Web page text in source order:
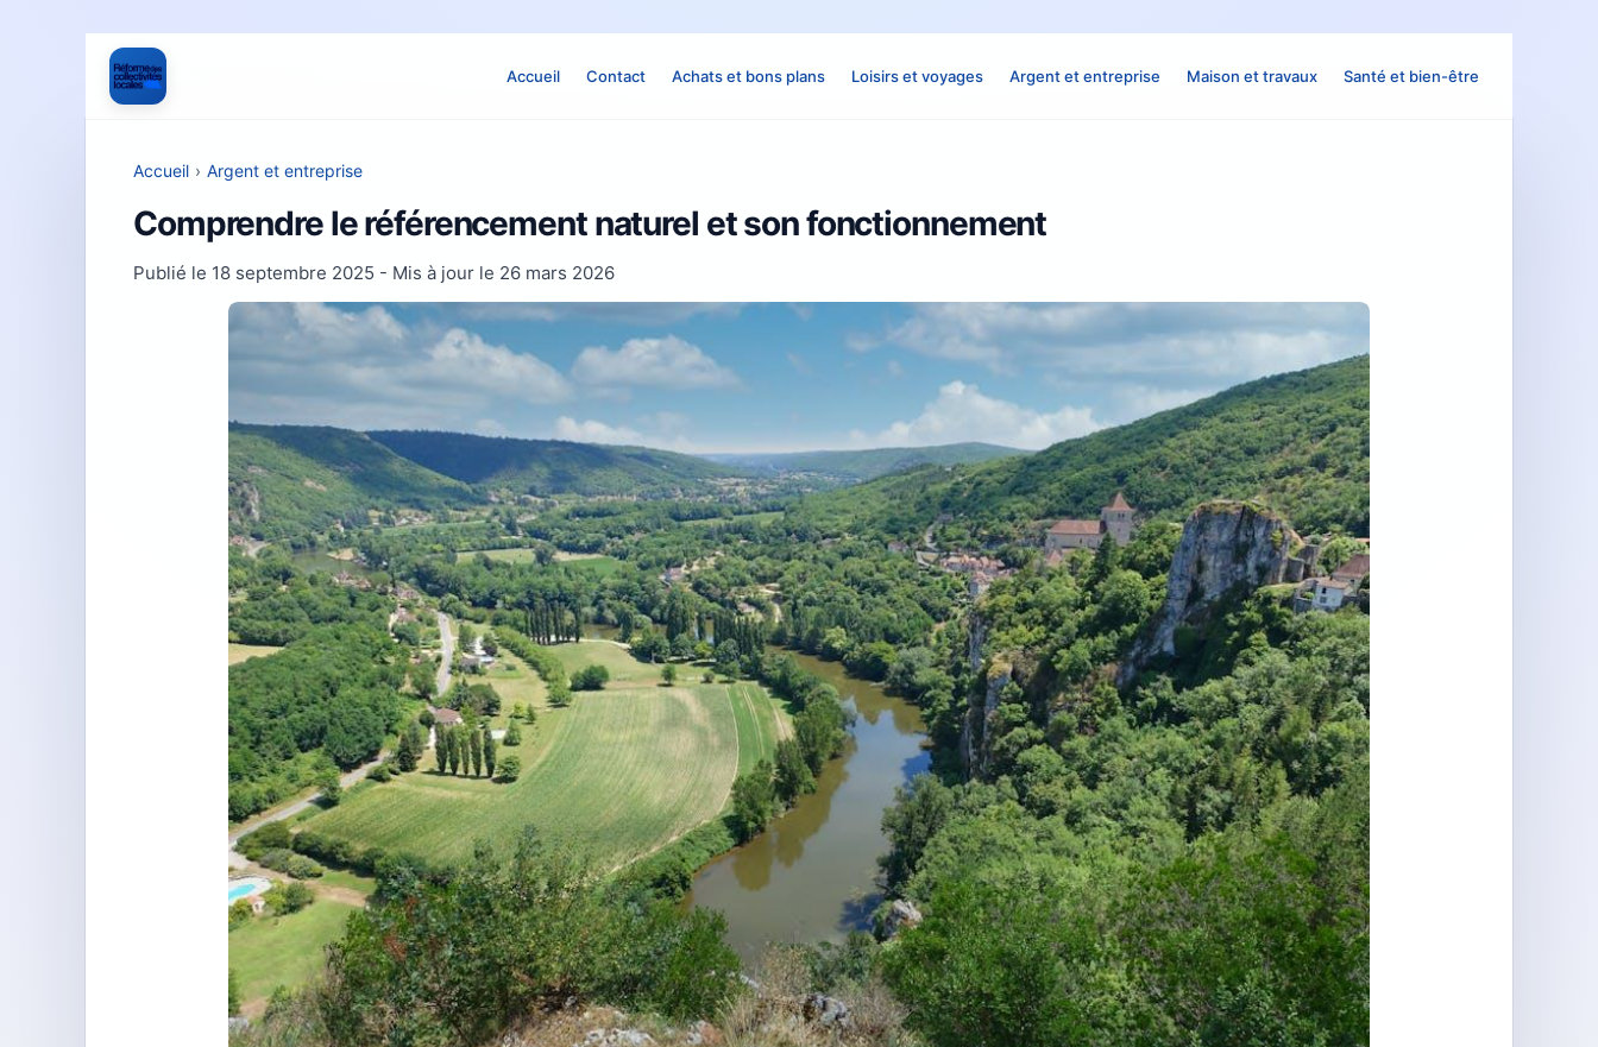
Accueil Contact Achats et bons plans Loisirs et voyages Argent et entreprise Maison et travaux Santé et bien-être
Accueil › Argent et entreprise
Comprendre le référencement naturel et son fonctionnement
Publié le 18 septembre 2025 - Mis à jour le 26 mars 2026